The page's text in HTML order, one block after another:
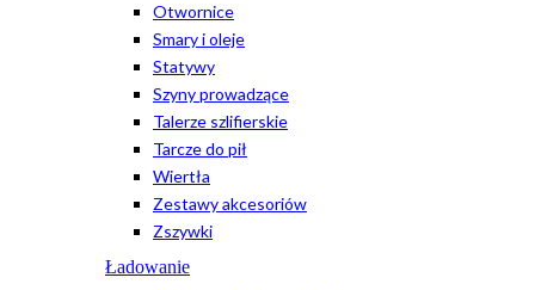
Otwornice
Smary i oleje
Statywy
Szyny prowadzące
Talerze szlifierskie
Tarcze do pił
Wiertła
Zestawy akcesoriów
Zszywki
Ładowanie